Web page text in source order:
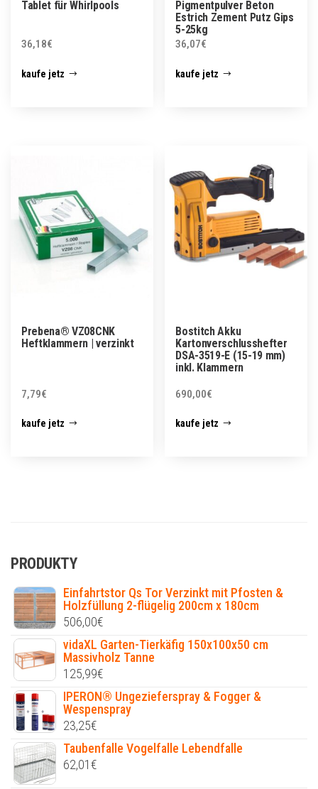
Tablet für Whirlpools
36,18€
kaufe jetz
Pigmentpulver Beton
Estrich Zement Putz Gips
5-25kg
36,07€
kaufe jetz
Prebena® VZ08CNK
Heftklammern | verzinkt
7,79€
kaufe jetz
Bostitch Akku
Kartonverschlusshefter
DSA-3519-E (15-19 mm)
inkl. Klammern
690,00€
kaufe jetz
PRODUKTY
Einfahrtstor Qs Tor Verzinkt mit Pfosten &
Holzfüllung 2-flügelig 200cm x 180cm
506,00€
vidaXL Garten-Tierkäfig 150x100x50 cm
Massivholz Tanne
125,99€
IPERON® Ungezieferspray & Fogger &
Wespenspray
23,25€
Taubenfalle Vogelfalle Lebendfalle
62,01€